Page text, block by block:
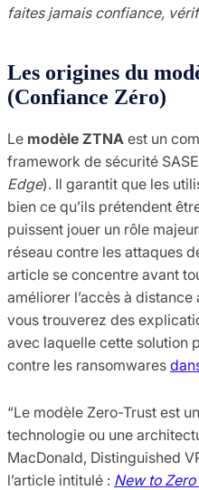
faites jamais confiance,
Les origines du
(Confiance Zéro)
Le modèle ZTNA est un
framework de sécurité
Edge). Il garantit que les
bien ce qu’ils prétendent
puissent jouer un rôle
réseau contre les attaques
article se concentre avant
améliorer l’accès à
vous trouverez des
avec laquelle cette solution
contre les ransomwares
“Le modèle Zero-Trust est
technologie ou une
MacDonald, Distinguished
l’article intitulé : New to